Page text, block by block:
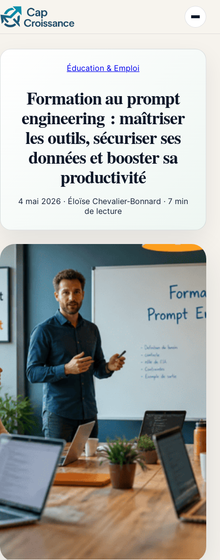
Éducation & Emploi
Formation au prompt
engineering : maîtriser
les outils, sécuriser ses
données et booster sa
productivité
4 mai 2026 · Éloïse Chevalier-Bonnard · 7 min
de lecture